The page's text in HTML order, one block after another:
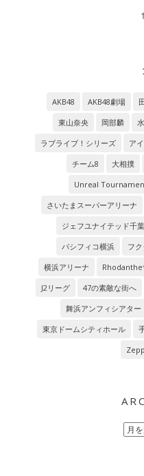
AKB48 AKB48劇場
東山奈央
岡部麟
ラブライブ！シリーズ
ア
チーム8
大相撲
Unreal
さいたまスーパーアリーナ
ジェフユナイテッド千葉
パシフィコ横浜
フ
横浜アリーナ
J2リーグ
47の素敵な街へ
舞浜アンフィシアター
東京ドームシティホール